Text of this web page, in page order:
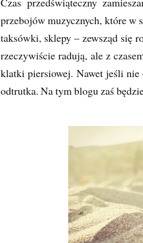
przebojów muzycznych, które w
taksówki, sklepy – zewsząd się
rzeczywiście radują, ale z
klatki piersiowej. Nawet jeśli
odtrutka. Na tym blogu zaś